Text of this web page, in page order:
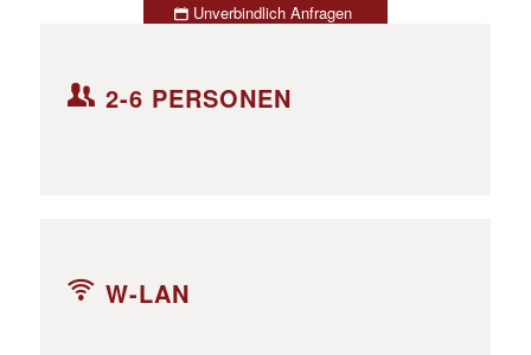
Unverbindlich Anfragen
2-6 PERSONEN
W-LAN